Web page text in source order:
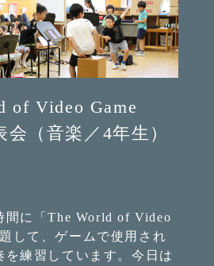
of Video Game
（音楽／4年生）
間に「The World of Video
して、ゲームで使用され
を練習しています。今日は